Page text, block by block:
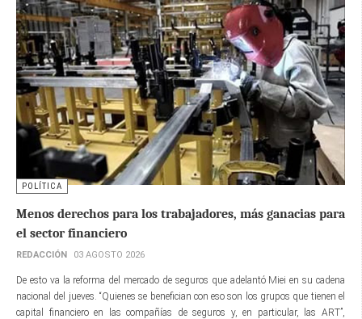
POLÍTICA
Menos derechos para los trabajadores, más ganacias para
el sector financiero
REDACCIÓN 03 AGOSTO 2026
De esto va la reforma del mercado de seguros que adelantó Miei en su cadena
nacional del jueves. “Quienes se benefician con eso son los grupos que tienen el
capital financiero en las compañías de seguros y, en particular, las ART”,